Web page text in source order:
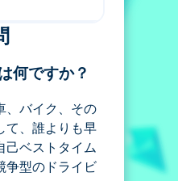
何ですか？
、バイク、その
て、誰よりも早
己ベストタイム
争型のドライビ